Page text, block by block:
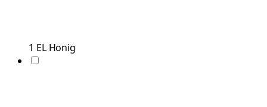
1 EL Honig